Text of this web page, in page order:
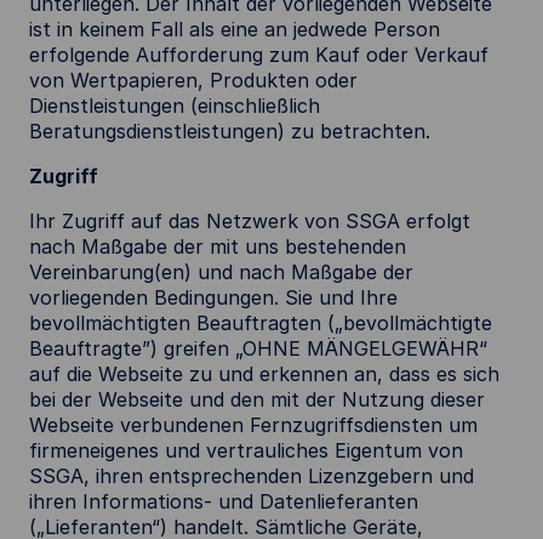
ist in keinem Fall als eine an jedwede Person
erfolgende Aufforderung zum Kauf oder Verkauf
von Wertpapieren, Produkten oder
Dienstleistungen (einschließlich
Beratungsdienstleistungen) zu betrachten.
Zugriff
Ihr Zugriff auf das Netzwerk von SSGA erfolgt
nach Maßgabe der mit uns bestehenden
Vereinbarung(en) und nach Maßgabe der
vorliegenden Bedingungen. Sie und Ihre
bevollmächtigten Beauftragten („bevollmächtigte
Beauftragte”) greifen „OHNE MÄNGELGEWÄHR“
auf die Webseite zu und erkennen an, dass es sich
bei der Webseite und den mit der Nutzung dieser
Webseite verbundenen Fernzugriffsdiensten um
firmeneigenes und vertrauliches Eigentum von
SSGA, ihren entsprechenden Lizenzgebern und
ihren Informations- und Datenlieferanten
(„Lieferanten“) handelt. Sämtliche Geräte,